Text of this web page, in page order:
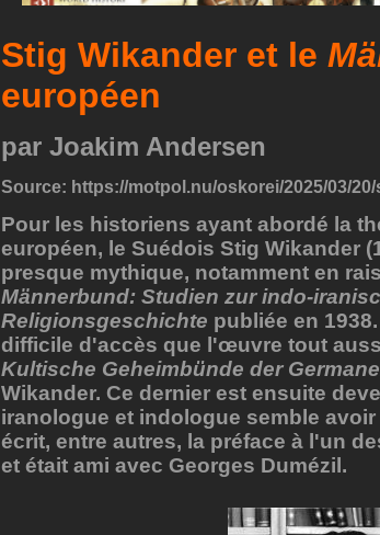
Stig Wikander et le
européen
par Joakim Andersen
Source: https://motpol.nu/oskorei/2025/03/
Pour les historiens ayant abordé la
européen, le Suédois Stig Wikander
presque mythique, notamment en
Männerbund: Studien zur indo-
Religionsgeschichte publiée en
difficile d'accès que l'œuvre tout
Kultische Geheimbünde der
Wikander. Ce dernier est ensuite
iranologue et indologue semble
écrit, entre autres, la préface à l'un
et était ami avec Georges Dumézil.